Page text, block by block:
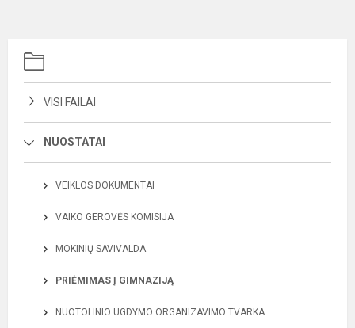
VISI FAILAI
NUOSTATAI
VEIKLOS DOKUMENTAI
VAIKO GEROVĖS KOMISIJA
MOKINIŲ SAVIVALDA
PRIĖMIMAS Į GIMNAZIJĄ
NUOTOLINIO UGDYMO ORGANIZAVIMO TVARKA